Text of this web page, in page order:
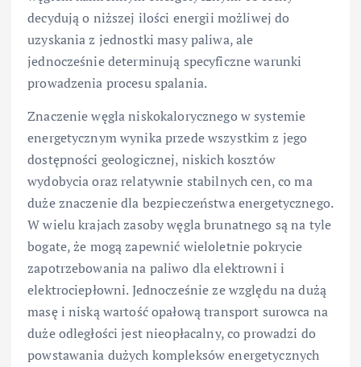
decydują o niższej ilości energii możliwej do
uzyskania z jednostki masy paliwa, ale
jednocześnie determinują specyficzne warunki
prowadzenia procesu spalania.
Znaczenie węgla niskokalorycznego w systemie
energetycznym wynika przede wszystkim z jego
dostępności geologicznej, niskich kosztów
wydobycia oraz relatywnie stabilnych cen, co ma
duże znaczenie dla bezpieczeństwa energetycznego.
W wielu krajach zasoby węgla brunatnego są na tyle
bogate, że mogą zapewnić wieloletnie pokrycie
zapotrzebowania na paliwo dla elektrowni i
elektrociepłowni. Jednocześnie ze względu na dużą
masę i niską wartość opałową transport surowca na
duże odległości jest nieopłacalny, co prowadzi do
powstawania dużych kompleksów energetycznych